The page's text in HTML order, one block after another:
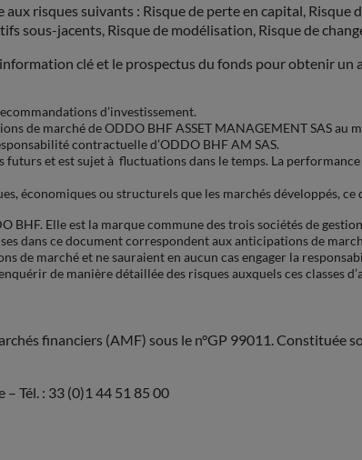
risques suivants : Risque de perte en capital, Risque
sous-jacents, Risque de modélisation, Risque de
clé et le prospectus du fonds pour obtenir un
d’investissement.
de marché de ODDO BHF ASSET MANAGEMENT SAS
contractuelle d’ODDO BHF AM SAS.
futurs et est sujet à fluctuations dans le temps. La
économiques ou structurels que les marchés développés,
BHF. Elle est la marque commune des trois sociétés de
dans ce document correspondent aux anticipations de
de marché et ne sauraient en aucun cas engager la
de manière détaillée des risques auxquels ces classes
financiers (AMF) sous le n°GP 99011. Constituée
Tél. : 33 (0)1 44 51 85 00